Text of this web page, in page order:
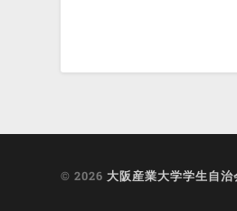
© 2026 大阪産業大学学生自